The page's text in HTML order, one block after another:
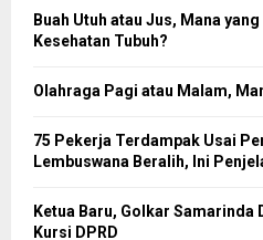
Buah Utuh atau Jus, Mana
Kesehatan Tubuh?
Olahraga Pagi atau Malam,
75 Pekerja Terdampak Usai
Lembuswana Beralih, Ini
Ketua Baru, Golkar
Kursi DPRD